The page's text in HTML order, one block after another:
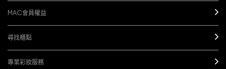
MAC會員權益
尋找櫃點
專業彩妝服務